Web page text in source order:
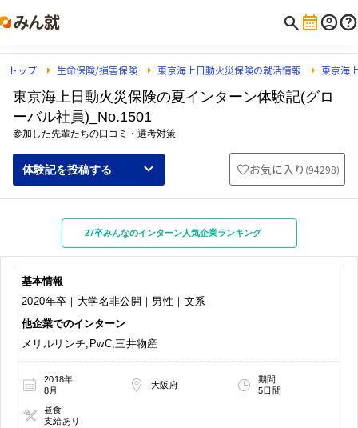
トップ 生命保険/損害保険 東京海上日動火災保険の就活情報 東京海
東京海上日動火災保険の夏インターン体験記(グロ
ーバル社員)_No.1501
参加した先輩たちの口コミ・選考対策
体験記を投稿する お気に入り (94298)
27卒みんなのインターン人気企業ランキング
基本情報
2020年卒｜大学名非公開｜男性｜文系
他企業でのインターン
メリルリンチ,PwC,三井物産
2018年
8月
大阪府
期間
5日間
昼食
支給あり